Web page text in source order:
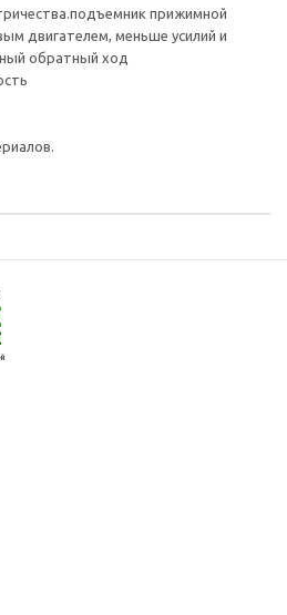
прижимной
двигателем, меньше усилий и
обратный ход